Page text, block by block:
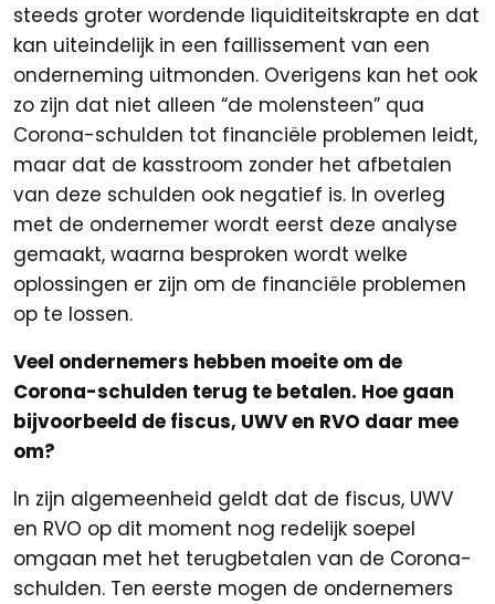
steeds groter wordende liquiditeitskrapte en dat
kan uiteindelijk in een faillissement van een
onderneming uitmonden. Overigens kan het ook
zo zijn dat niet alleen “de molensteen” qua
Corona-schulden tot financiële problemen leidt,
maar dat de kasstroom zonder het afbetalen
van deze schulden ook negatief is. In overleg
met de ondernemer wordt eerst deze analyse
gemaakt, waarna besproken wordt welke
oplossingen er zijn om de financiële problemen
op te lossen.
Veel ondernemers hebben moeite om de
Corona-schulden terug te betalen. Hoe gaan
bijvoorbeeld de fiscus, UWV en RVO daar mee
om?
In zijn algemeenheid geldt dat de fiscus, UWV
en RVO op dit moment nog redelijk soepel
omgaan met het terugbetalen van de Corona-
schulden. Ten eerste mogen de ondernemers